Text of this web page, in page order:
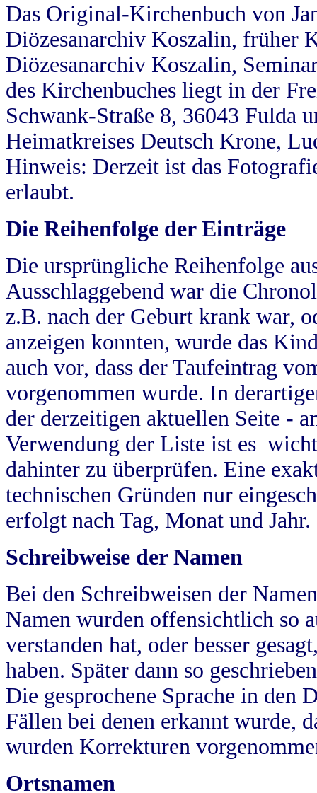
Das Original-Kirchenbuch von
Diözesanarchiv Koszalin, früher
Diözesanarchiv Koszalin,
des Kirchenbuches liegt in der
Schwank-Straße 8, 36043 Fulda
Heimatkreises Deutsch Krone,
Hinweis: Derzeit ist das
erlaubt.
Die Reihenfolge der Einträge
Die ursprüngliche Reihenfolge
Ausschlaggebend war die
z.B. nach der Geburt krank war,
anzeigen konnten, wurde das
auch vor, dass der Taufeintrag
vorgenommen wurde. In
der derzeitigen aktuellen Seite -
Verwendung der Liste ist es
dahinter zu überprüfen. Eine
technischen Gründen nur
erfolgt nach Tag, Monat und Jahr.
Schreibweise der Namen
Bei den Schreibweisen der
Namen wurden offensichtlich so
verstanden hat, oder besser
haben. Später dann so
Die gesprochene Sprache in
Fällen bei denen erkannt wurde,
wurden Korrekturen
Ortsnamen